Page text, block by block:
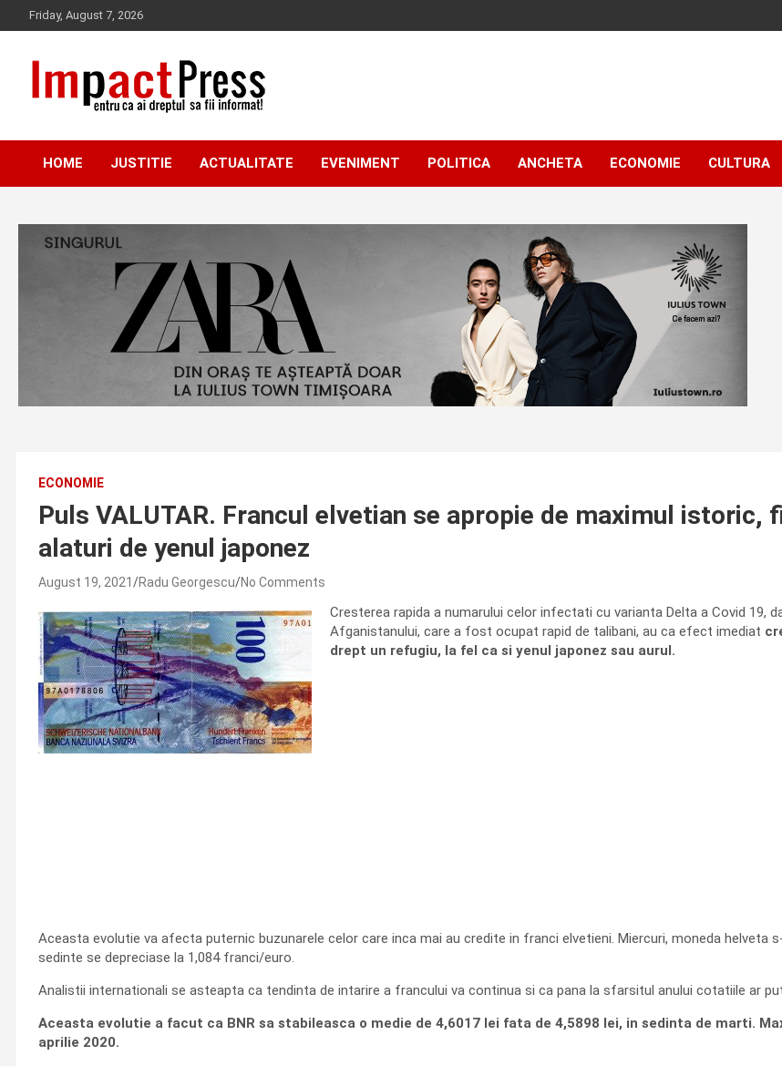
to
Friday, August 7, 2026
IMPACTPRESS
HOME JUSTITIE ACTUALITATE EVENIMENT POLITICA ANCHETA ECONOMIE CULTURA
ECONOMIE
Puls VALUTAR. Francul elvetian se apropie de maximul istoric,
alaturi de yenul japonez
August 19, 2021 Radu Georgescu No Comments
Cresterea rapida a numarului celor infectati cu varianta Delta a Covid 19,
Afganistanului, care a fost ocupat rapid de talibani, au ca efect imediat
drept un refugiu, la fel ca si yenul japonez sau aurul.
Aceasta evolutie va afecta puternic buzunarele celor care inca mai au credite in franci elvetieni. Miercuri, moneda helveta
sedinte se depreciase la 1,084 franci/euro.
Analistii internationali se asteapta ca tendinta de intarire a francului va continua si ca pana la sfarsitul anului cotatiile ar
Aceasta evolutie a facut ca BNR sa stabileasca o medie de 4,6017 lei fata de 4,5898 lei, in sedinta de marti.
aprilie 2020.